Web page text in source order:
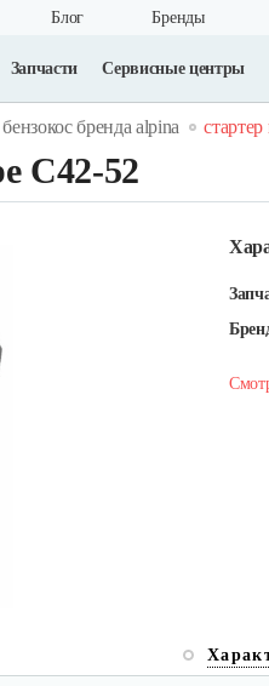
Блог Бренды
Запчасти Сервисные центры
бренда alpina
С42-52